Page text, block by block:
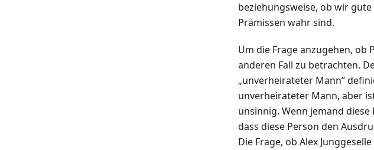
beziehungsweise, ob wir
Prämissen wahr sind.
Um die Frage anzugehen, ob
anderen Fall zu betrachten.
„unverheirateter Mann”
unverheirateter Mann, aber
unsinnig. Wenn jemand
dass diese Person den
Die Frage, ob Alex